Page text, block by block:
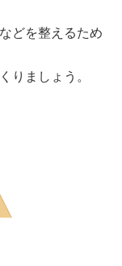
どを整えるため
りましょう。